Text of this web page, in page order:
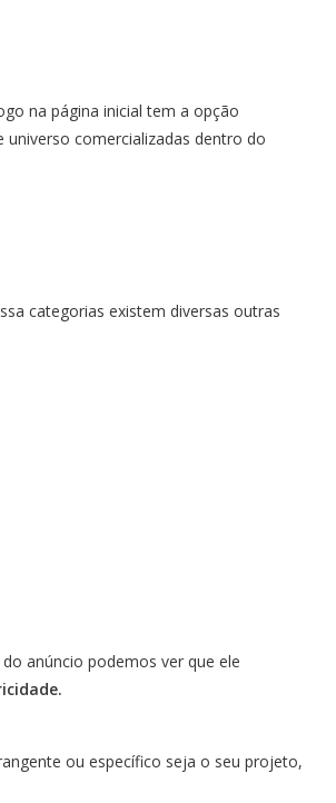
na página inicial tem a opção
comercializadas dentro do
categorias existem diversas outras
anúncio podemos ver que ele
ou específico seja o seu projeto,